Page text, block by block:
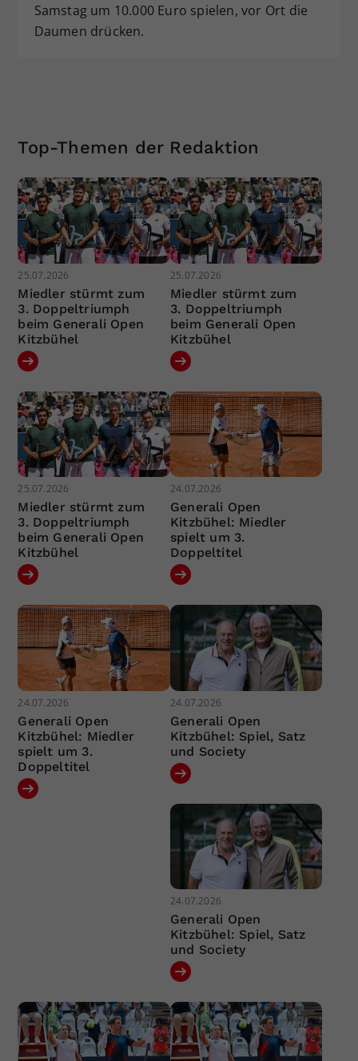
Samstag um 10.000 Euro spielen, vor Ort die
Daumen drücken.
Top-Themen der Redaktion
25.07.2026
Miedler stürmt zum
3. Doppeltriumph
beim Generali Open
Kitzbühel
25.07.2026
Miedler stürmt zum
3. Doppeltriumph
beim Generali Open
Kitzbühel
25.07.2026
Miedler stürmt zum
3. Doppeltriumph
beim Generali Open
Kitzbühel
24.07.2026
Generali Open
Kitzbühel: Miedler
spielt um 3.
Doppeltitel
24.07.2026
Generali Open
Kitzbühel: Miedler
spielt um 3.
Doppeltitel
24.07.2026
Generali Open
Kitzbühel: Spiel, Satz
und Society
24.07.2026
Generali Open
Kitzbühel: Spiel, Satz
und Society